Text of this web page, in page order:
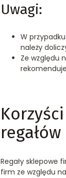
Uwagi:
W
należy
Ze względu
Regały sklepowe
firm ze względu